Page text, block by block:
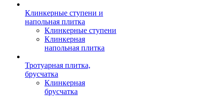
Клинкерные ступени и
напольная плитка
Клинкерные ступени
Клинкерная
напольная плитка
Тротуарная плитка,
брусчатка
Клинкерная
брусчатка